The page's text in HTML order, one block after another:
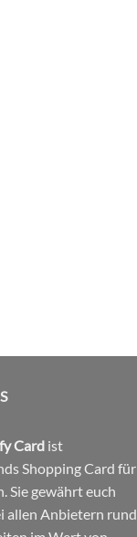
Card ist
Shopping Card für
Sie gewährt euch
allen Anbietern rund